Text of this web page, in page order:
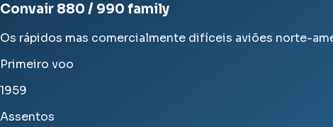
Convair 880 / 990 family
Os rápidos mas comercialmente difíceis aviões norte-
Primeiro voo
1959
Assentos